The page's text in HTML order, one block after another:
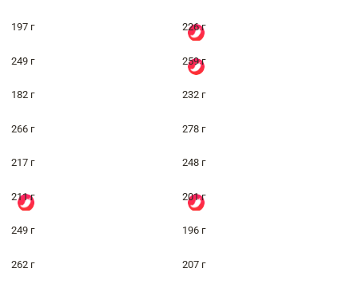
197 г 226 г
249 г 259 г
182 г 232 г
266 г 278 г
217 г 248 г
211 г 201 г
249 г 196 г
262 г 207 г